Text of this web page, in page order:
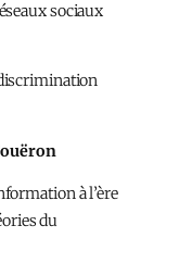
sociaux
à l’ère
du